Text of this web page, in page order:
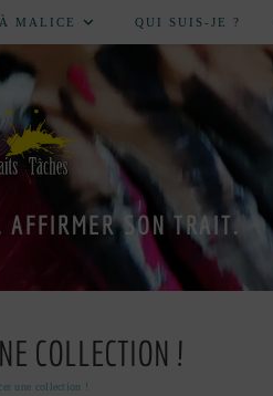
MALICE QUI SUIS-JE ?
SON TRAIT.
COLLECTION !
une collection !